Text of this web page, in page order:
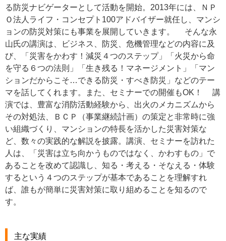
る防災ナビゲーターとして活動を開始。2013年には、ＮＰ
Ｏ法人ライフ・コンセプト100アドバイザー就任し、マンシ
ョンの防災対策にも事業を展開していきます。 そんな永
山氏の講演は、ビジネス、防災、危機管理などの内容に及
び、「災害をかわす！減災４つのステップ」「火災から命
を守る６つの法則」「生き残る！マネージメント」「マン
ションだからこそ…できる防災・すべき防災」などのテー
マを話してくれます。また、セミナーでの開催もOK！ 講
演では、豊富な消防活動経験から、出火のメカニズムから
その対処法、ＢＣＰ（事業継続計画）の策定と非常時に強
い組織づくり、マンションの特長を活かした災害対策な
ど、数々の実践的な解説を披露。講演、セミナーを訪れた
人は、「災害は立ち向かうものではなく、かわすもの」で
あることを改めて認識し、知る・考える・そなえる・体験
するという４つのステップが基本であることを理解すれ
ば、誰もが簡単に災害対策に取り組めることを知るので
す。
主な実績